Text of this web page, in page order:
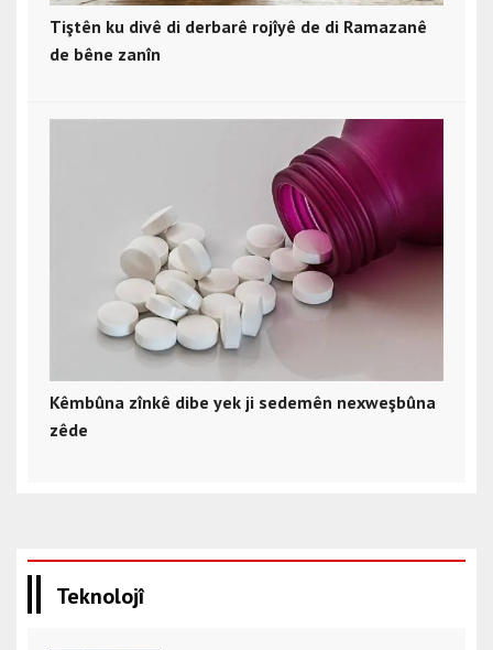
Tiştên ku divê di derbarê rojîyê de di Ramazanê
de bêne zanîn
Kêmbûna zînkê dibe yek ji sedemên nexweşbûna
zêde
Teknolojî